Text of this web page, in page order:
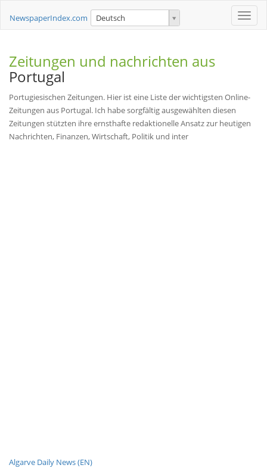
Toggle
NewspaperIndex.com Deutsch
Zeitungen und nachrichten aus
Portugal
Portugiesischen Zeitungen. Hier ist eine Liste der wichtigsten Online-
Zeitungen aus Portugal. Ich habe sorgfältig ausgewählten diesen
Zeitungen stützten ihre ernsthafte redaktionelle Ansatz zur heutigen
Nachrichten, Finanzen, Wirtschaft, Politik und inter
Algarve Daily News (EN)